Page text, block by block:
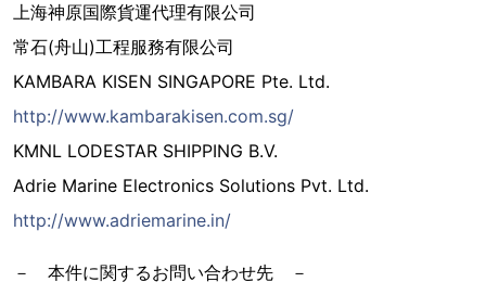
上海神原国際貨運代理有限公司
常石(舟山)工程服務有限公司
KAMBARA KISEN SINGAPORE Pte. Ltd.
http://www.kambarakisen.com.sg/
KMNL LODESTAR SHIPPING B.V.
Adrie Marine Electronics Solutions Pvt. Ltd.
http://www.adriemarine.in/
－ 本件に関するお問い合わせ先 －